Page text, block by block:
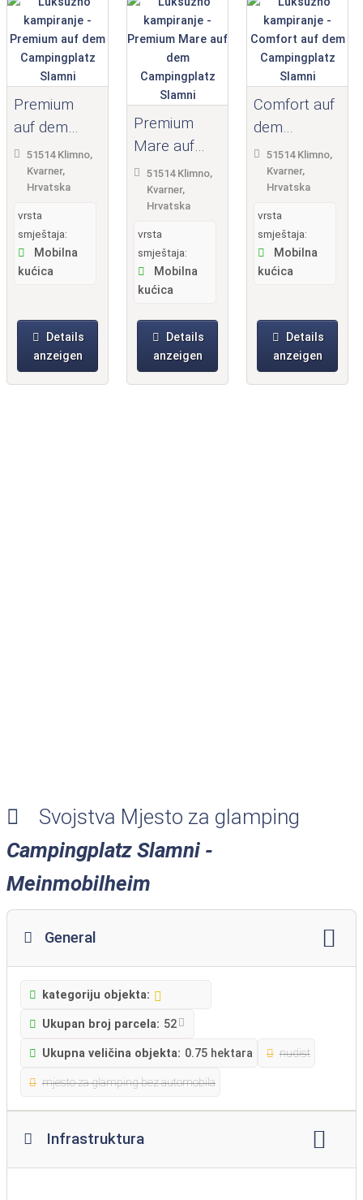
Premium
auf dem
Campingpla
tz Slamni
51514 Klimno,
Kvarner,
Hrvatska
vrsta
smještaja:
Mobilna
kućica
Details
anzeigen
Premium
Mare auf
dem
Campingpla
tz Slamni
51514 Klimno,
Kvarner,
Hrvatska
vrsta
smještaja:
Mobilna
kućica
Details
anzeigen
Comfort auf
dem
Campingpla
tz Slamni
51514 Klimno,
Kvarner,
Hrvatska
vrsta
smještaja:
Mobilna
kućica
Details
anzeigen
Svojstva Mjesto za glamping
Campingplatz Slamni -
Meinmobilheim
General
kategoriju objekta:
Ukupan broj parcela: 52
Ukupna veličina objekta: 0.75 hektara nudist
mjesto za glamping bez automobila
Infrastruktura